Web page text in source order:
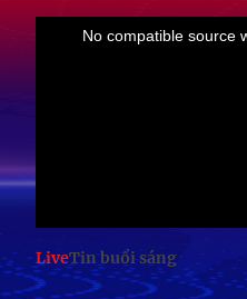
LiveTin buổi sáng